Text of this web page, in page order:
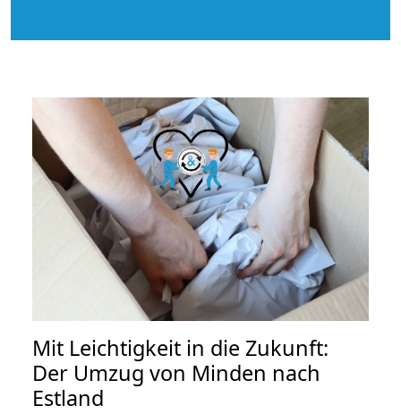
Mit Leichtigkeit in die Zukunft:
Der Umzug von Minden nach
Estland